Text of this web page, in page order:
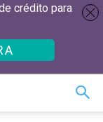
crédito para